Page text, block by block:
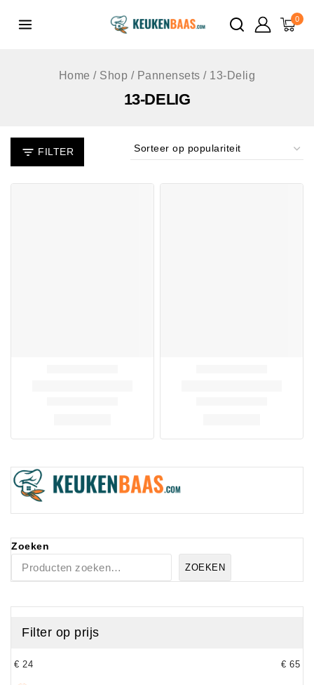
inhoud
0
Home / Shop / Pannensets / 13-Delig
13-DELIG
FILTER
Zoeken
ZOEKEN
Filter op prijs
€ 24 € 65